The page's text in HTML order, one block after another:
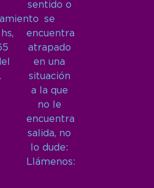
sentido o
se
encuentra
atrapado
en una
situación
a la que
no le
encuentra
salida, no
lo dude:
Llámenos: